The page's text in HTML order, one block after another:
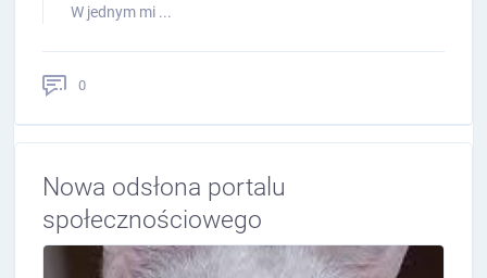
W jednym mi ...
0
Nowa odsłona portalu
społecznościowego